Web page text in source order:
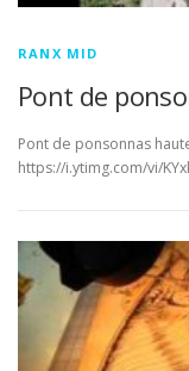
RANX MID
Pont de
Pont de ponsonnas
https://i.ytimg.com/vi/